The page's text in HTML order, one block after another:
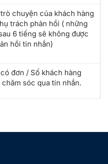
chuyện của khách hàng
trách phản hồi ( những
6 tiếng sẽ không được
hồi tin nhắn)
đơn / Số khách hàng
sóc qua tin nhắn.
nhân viên phản hồi tin